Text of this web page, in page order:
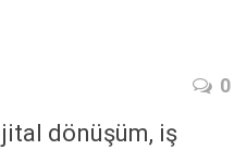
0
dönüşüm, iş